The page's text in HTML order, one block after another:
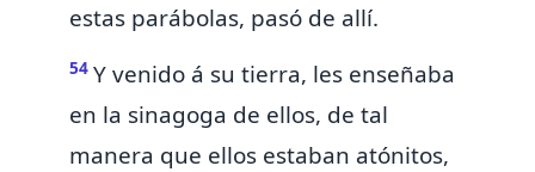
estas parábolas, pasó de allí.
54 Y venido á su tierra, les enseñaba
en la sinagoga de ellos, de tal
manera que ellos estaban atónitos,